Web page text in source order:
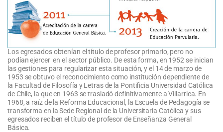
Los egresados obtenían el título de profesor primario, pero no
podían ejercer en el sector público. De esta forma, en 1952 se inician
las gestiones para regularizar esta situación, y el 14 de marzo de
1953 se obtuvo el reconocimiento como institución dependiente de
la Facultad de Filosofía y Letras de la Pontificia Universidad Católica
de Chile, la que en 1963 se trasladó definitivamente a Villarrica. En
1968, a raíz de la Reforma Educacional, la Escuela de Pedagogía se
transforma en la Sede Regional de la Universitaria Católica y sus
egresados reciben el título de profesor de Enseñanza General
Básica.